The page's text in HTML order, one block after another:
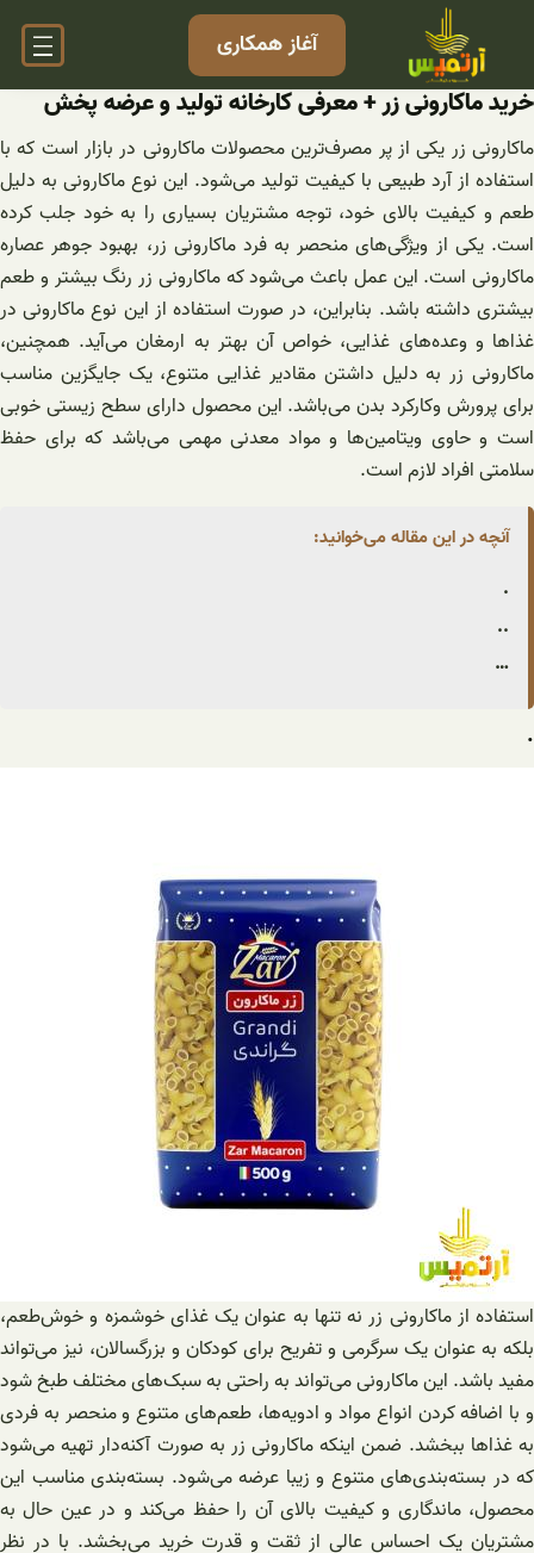
آغاز همکاری
خرید ماکارونی زر + معرفی کارخانه تولید و عرضه پخش
ماکارونی زر یکی از پر مصرف‌ترین محصولات ماکارونی در بازار است که با
استفاده از آرد طبیعی با کیفیت تولید می‌شود. این نوع ماکارونی به دلیل
طعم و کیفیت بالای خود، توجه مشتریان بسیاری را به خود جلب کرده
است. یکی از ویژگی‌های منحصر به فرد ماکارونی زر، بهبود جوهر عصاره
ماکارونی است. این عمل باعث می‌شود که ماکارونی زر رنگ بیشتر و طعم
بیشتری داشته باشد. بنابراین، در صورت استفاده از این نوع ماکارونی در
غذاها و وعده‌های غذایی، خواص آن بهتر به ارمغان می‌آید. همچنین،
ماکارونی زر به دلیل داشتن مقادیر غذایی متنوع، یک جایگزین مناسب
برای پرورش وکارکرد بدن می‌باشد. این محصول دارای سطح زیستی خوبی
است و حاوی ویتامین‌ها و مواد معدنی مهمی می‌باشد که برای حفظ
سلامتی افراد لازم است.
آنچه در این مقاله می‌خوانید:
.
..
…
.
استفاده از ماکارونی زر نه تنها به عنوان یک غذای خوشمزه و خوش‌طعم،
بلکه به عنوان یک سرگرمی و تفریح برای کودکان و بزرگسالان، نیز می‌تواند
مفید باشد. این ماکارونی می‌تواند به راحتی به سبک‌های مختلف طبخ شود
و با اضافه کردن انواع مواد و ادویه‌ها، طعم‌های متنوع و منحصر به فردی
به غذاها ببخشد. ضمن اینکه ماکارونی زر به صورت آکنه‌دار تهیه می‌شود
که در بسته‌بندی‌های متنوع و زیبا عرضه می‌شود. بسته‌بندی مناسب این
محصول، ماندگاری و کیفیت بالای آن را حفظ می‌کند و در عین حال به
مشتریان یک احساس عالی از ثقت و قدرت خرید می‌بخشد. با در نظر